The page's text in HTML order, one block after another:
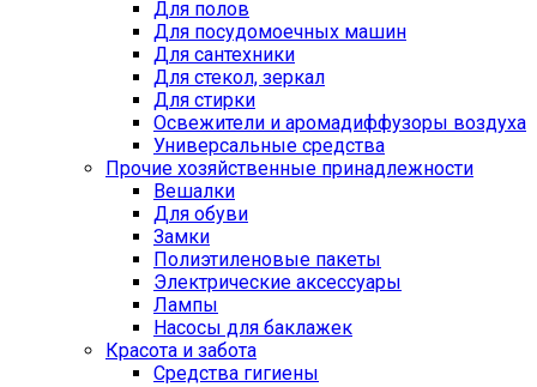
Для полов
Для посудомоечных машин
Для сантехники
Для стекол, зеркал
Для стирки
Освежители и аромадиффузоры воздуха
Универсальные средства
Прочие хозяйственные принадлежности
Вешалки
Для обуви
Замки
Полиэтиленовые пакеты
Электрические аксессуары
Лампы
Насосы для баклажек
Красота и забота
Средства гигиены